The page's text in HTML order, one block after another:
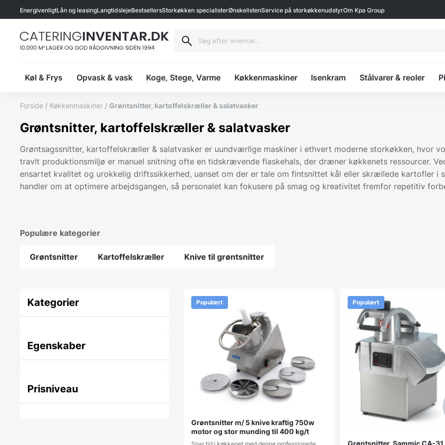
EnergivenligtLån og leasingLangtidslejeBestsellersStorkøkken specialisterØnskelistenService på storkøkkenudstyrOm Kpa Group
Køl & Frys Opvask & vask Koge, Stege, Varme Køkkenmaskiner Isenkram Stålvarer & reoler
Forside / Køkkenmaskiner / Grøntsnitter, kartoffelskræller & salatvasker
Grøntsnitter, kartoffelskræller & salatvasker
Grøntsagssnitter, kartoffelskræller & salatvasker er uundværlige maskiner i ethvert moderne storkøkken, hvor
travlt produktionsmiljø er manuel snitning ofte en tidskrævende flaskehals, der dræner køkkenets ressourcer.
ensartet kvalitet og urokkelig driftssikkerhed, uanset om der er tale om fintsnittet kål eller skrællede kartofler i
handler om at optimere arbejdsgangen, så personalet kan fokusere på smag og kreativitet fremfor repetitiv
Populære kategorier
Grøntsnitter Kartoffelskræller Knive til grøntsnitter
Kategorier
Egenskaber
Prisniveau
Populært
Grøntsnitter m/ 5 knive kraftig 750w
motor og stor munding til 400 kg/t
Populært